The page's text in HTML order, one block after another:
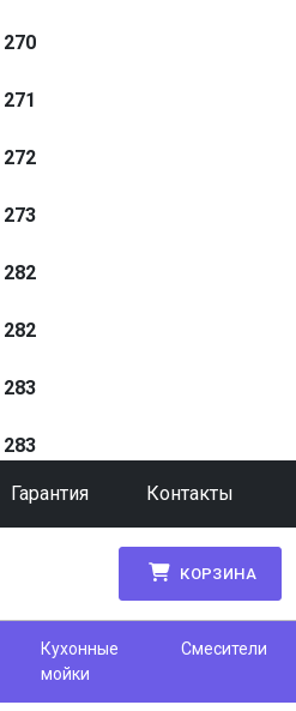
270
271
272
273
282
282
283
283
Гарантия Контакты
КОРЗИНА
Кухонные
мойки
Смесители